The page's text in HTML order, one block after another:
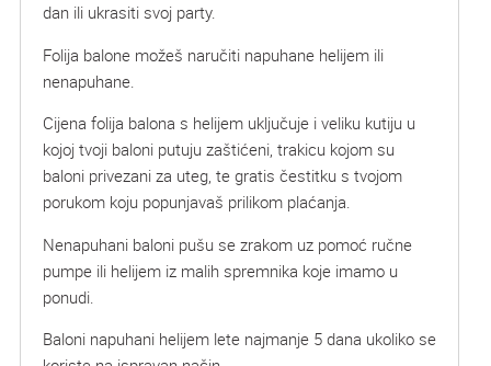
dan ili ukrasiti svoj party.
Folija balone možeš naručiti napuhane helijem ili
nenapuhane.
Cijena folija balona s helijem uključuje i veliku kutiju u
kojoj tvoji baloni putuju zaštićeni, trakicu kojom su
baloni privezani za uteg, te gratis čestitku s tvojom
porukom koju popunjavaš prilikom plaćanja.
Nenapuhani baloni pušu se zrakom uz pomoć ručne
pumpe ili helijem iz malih spremnika koje imamo u
ponudi.
Baloni napuhani helijem lete najmanje 5 dana ukoliko se